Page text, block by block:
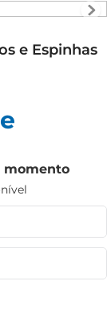
e Espinhas
momento